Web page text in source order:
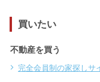
買いたい
不動産を買う
完全会員制の家探しサ